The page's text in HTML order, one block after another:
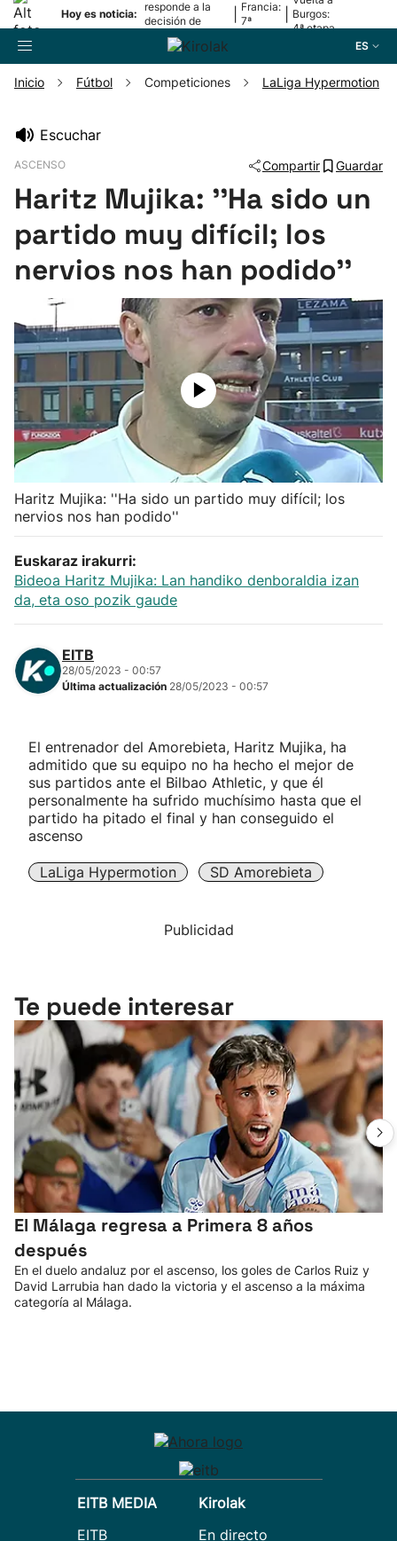
Hoy es noticia:
responde a la
decisión de
Oriamendi
Francia:
7ª
Burgos:
4ª etapa
ES
Pelota
Remo
Baloncesto
Ciclismo
Herri-kirolak
Balonmano
Kirolak 360
Atletismo
Carreras de montaña
Más deportes
Inicio Fútbol Competiciones LaLiga Hypermotion
Escuchar
ASCENSO Compartir Guardar
Haritz Mujika: ''Ha sido un
partido muy difícil; los
nervios nos han podido''
Haritz Mujika: ''Ha sido un partido muy difícil; los
nervios nos han podido''
Euskaraz irakurri:
Bideoa Haritz Mujika: Lan handiko denboraldia izan
da, eta oso pozik gaude
EITB
28/05/2023 - 00:57
Última actualización 28/05/2023 - 00:57
El entrenador del Amorebieta, Haritz Mujika, ha
admitido que su equipo no ha hecho el mejor de
sus partidos ante el Bilbao Athletic, y que él
personalmente ha sufrido muchísimo hasta que el
partido ha pitado el final y han conseguido el
ascenso
LaLiga Hypermotion SD Amorebieta
Publicidad
Te puede interesar
El Málaga regresa a Primera 8 años
después
En el duelo andaluz por el ascenso, los goles de Carlos Ruiz y
David Larrubia han dado la victoria y el ascenso a la máxima
categoría al Málaga.
EITB MEDIA
EITB
Kirolak
En directo